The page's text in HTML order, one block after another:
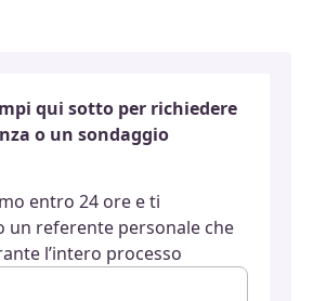
qui sotto per richiedere
o un sondaggio
entro 24 ore e ti
un referente personale che
l’intero processo